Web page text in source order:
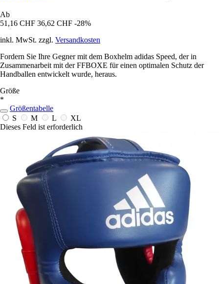
Ab
51,16 CHF 36,62 CHF -28%
inkl. MwSt. zzgl. Versandkosten
Fordern Sie Ihre Gegner mit dem Boxhelm adidas Speed, der in
Zusammenarbeit mit der FFBOXE für einen optimalen Schutz der
Handballen entwickelt wurde, heraus.
Größe
*
Größentabelle
S
M L
XL
Dieses Feld ist erforderlich